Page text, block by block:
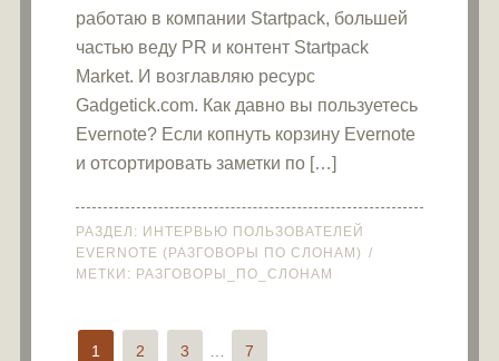
работаю в компании Startpack, большей
частью веду PR и контент Startpack
Market. И возглавляю ресурс
Gadgetick.com. Как давно вы пользуетесь
Evernote? ​Если копнуть корзину Evernote
и отсортировать заметки по […]
РАЗДЕЛ: ИНТЕРВЬЮ ПОЛЬЗОВАТЕЛЕЙ
EVERNOTE (РАЗГОВОРЫ ПО СЛОНАМ)
МЕТКИ: РАЗГОВОРЫ_ПО_СЛОНАМ
1 2 3 7